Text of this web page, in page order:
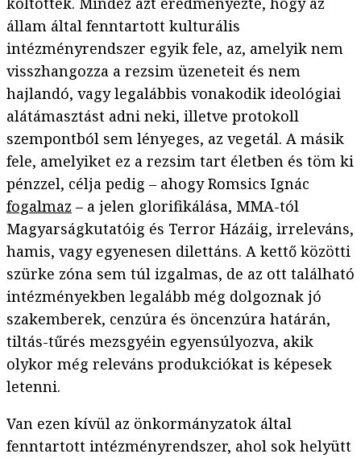
állam által fenntartott kulturális
intézményrendszer egyik fele, az, amelyik nem
visszhangozza a rezsim üzeneteit és nem
hajlandó, vagy legalábbis vonakodik ideológiai
alátámasztást adni neki, illetve protokoll
szempontból sem lényeges, az vegetál. A másik
fele, amelyiket ez a rezsim tart életben és töm ki
pénzzel, célja pedig – ahogy Romsics Ignác
fogalmaz – a jelen glorifikálása, MMA-tól
Magyarságkutatóig és Terror Házáig, irreleváns,
hamis, vagy egyenesen dilettáns. A kettő közötti
szürke zóna sem túl izgalmas, de az ott található
intézményekben legalább még dolgoznak jó
szakemberek, cenzúra és öncenzúra határán,
tiltás-tűrés mezsgyéin egyensúlyozva, akik
olykor még releváns produkciókat is képesek
letenni.
Van ezen kívül az önkormányzatok által
fenntartott intézményrendszer, ahol sok helyütt